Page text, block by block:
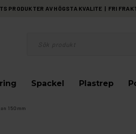
PRODUKTER AV HÖGSTA KVALITE | FRI
Spackel Plastrep
150mm